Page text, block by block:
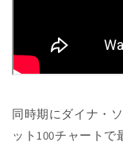
同時期にダイナ・
ット100チャートで